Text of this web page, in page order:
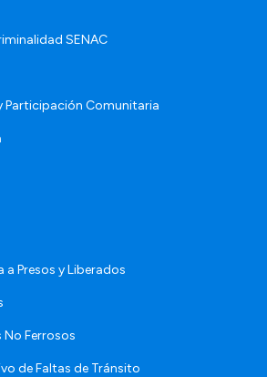
SENAC
Participación Comunitaria
Presos y Liberados
No Ferrosos
de Faltas de Tránsito